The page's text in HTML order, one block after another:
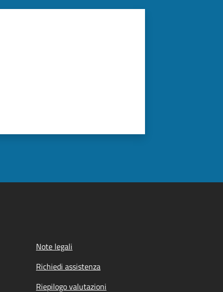
Note legali
Richiedi assistenza
Riepilogo valutazioni